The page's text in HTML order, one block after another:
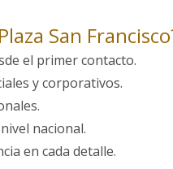
San
el primer contacto.
y corporativos.
nacional.
en cada detalle.